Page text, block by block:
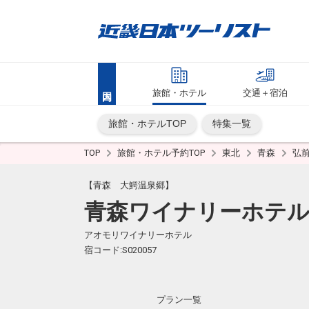
旅館・ホテル 交通＋宿泊
旅館・ホテルTOP 特集一覧
TOP 旅館・ホテル予約TOP 東北 青森 弘
【青森 大鰐温泉郷】
青森ワイナリーホテル
アオモリワイナリーホテル
宿コード:S020057
プラン一覧